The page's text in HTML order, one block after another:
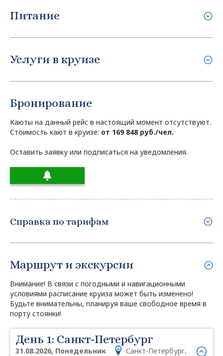
Питание
Услуги в круизе
Бронирование
Каюты на данный рейс в настоящий момент отсутствуют.
Стоимость кают в круизе: от 169 848 руб./чел.
Оставить заявку или подписаться на уведомления.
Справка по тарифам
Маршрут и экскурсии
Внимание! В связи с погодными и навигационными
условиями расписание круиза может быть изменено!
Будьте внимательны, планируя ваше свободное время в
порту стоянки!
День 1: Санкт-Петербург
31.08.2026, Понедельник
Санкт-Петербург,